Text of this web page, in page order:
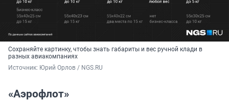
Сохраняйте картинку, чтобы знать габариты и вес ручной клади в
разных авиакомпаниях
Источник: Юрий Орлов / NGS.RU
«Аэрофлот»